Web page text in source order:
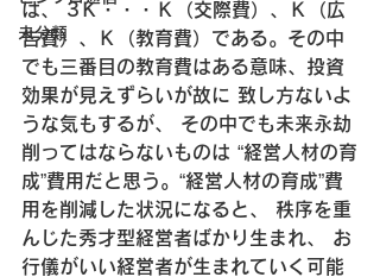
未分類
は、 3Ｋ・・・Ｋ（交際費）、Ｋ（広
告費）、Ｋ（教育費）である。 その中
でも三番目の教育費はある意味、投資
効果が見えずらいが故に 致し方ないよ
うな気もするが、
その中でも未来永劫
削ってはならないものは “経営人材の育
成”費用だと思う。 “経営人材の育成”費
用を削減した状況になると、
秩序を重
んじた秀才型経営者ばかり生まれ、
お
行儀がいい経営者が生まれていく可能